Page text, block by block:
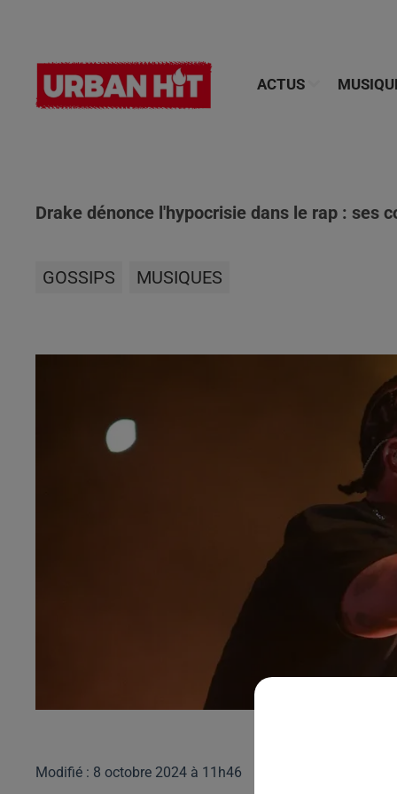
ACTUS
Drake dénonce l'hypocrisie dans le rap : ses
GOSSIPS MUSIQUES
Modifié : 8 octobre 2024 à 11h46